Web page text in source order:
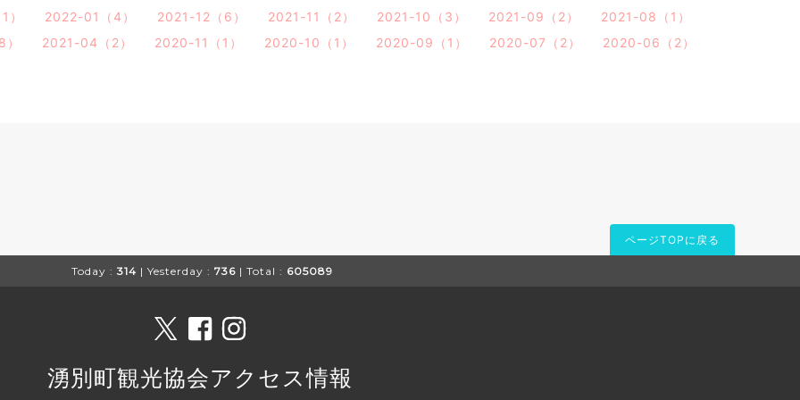
） 2022-01（4） 2021-12（6） 2021-11（2） 2021-10（3） 2021-09（2）
2021-08（1）
2021-04（2） 2020-11（1） 2020-10（1） 2020-09（1） 2020-07（2） 2020-06（2）
ページTOPに戻る
Today : 314 | Yesterday : 736 | Total : 605089
湧別町観光協会アクセス情報